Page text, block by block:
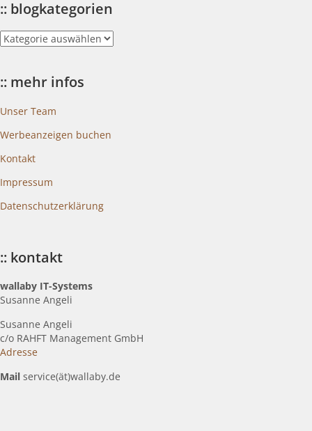
:: blogkategorien
::
blogkategorien
:: mehr infos
Unser Team
Werbeanzeigen buchen
Kontakt
Impressum
Datenschutzerklärung
:: kontakt
wallaby IT-Systems
Susanne Angeli
Susanne Angeli
c/o RAHFT Management GmbH
Adresse
Mail service(ät)wallaby.de